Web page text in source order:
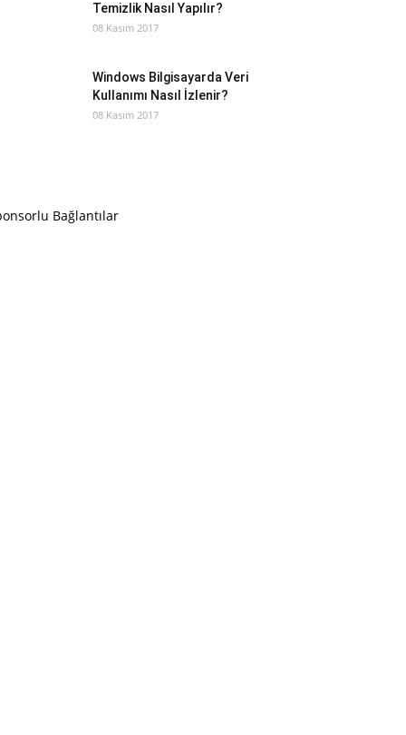
Temizlik Nasıl Yapılır?
08 Kasım 2017
Windows Bilgisayarda Veri
Kullanımı Nasıl İzlenir?
08 Kasım 2017
Bağlantılar